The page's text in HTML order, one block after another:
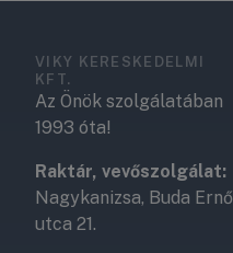
VIKY KERESKEDELMI
KFT.
Az Önök szolgálatában
1993 óta!
Raktár, vevőszolgálat:
Nagykanizsa, Buda Ernő
utca 21.